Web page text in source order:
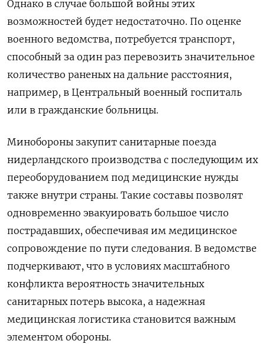
Однако в случае большой войны этих
возможностей будет недостаточно. По оценке
военного ведомства, потребуется транспорт,
способный за один раз перевозить значительное
количество раненых на дальние расстояния,
например, в Центральный военный госпиталь
или в гражданские больницы.
Минобороны закупит санитарные поезда
нидерландского производства с последующим их
переоборудованием под медицинские нужды
также внутри страны. Такие составы позволят
одновременно эвакуировать большое число
пострадавших, обеспечивая им медицинское
сопровождение по пути следования. В ведомстве
подчеркивают, что в условиях масштабного
конфликта вероятность значительных
санитарных потерь высока, а надежная
медицинская логистика становится важным
элементом обороны.